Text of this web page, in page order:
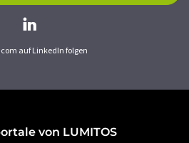
auf LinkedIn folgen
von LUMITOS